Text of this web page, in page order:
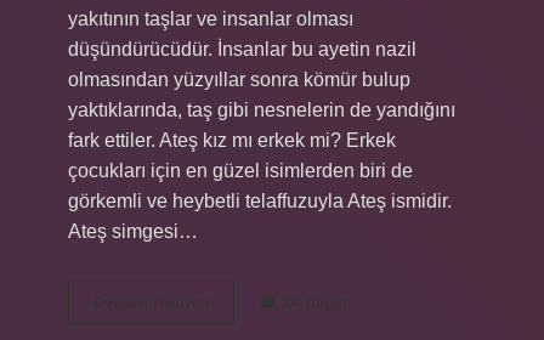
yakıtının taşlar ve insanlar olması
düşündürücüdür. İnsanlar bu ayetin nazil
olmasından yüzyıllar sonra kömür bulup
yaktıklarında, taş gibi nesnelerin de yandığını
fark ettiler. Ateş kız mı erkek mi? Erkek
çocukları için en güzel isimlerden biri de
görkemli ve heybetli telaffuzuyla Ateş ismidir.
Ateş simgesi…
Devamını okuyun
Ismi
14 Yorum